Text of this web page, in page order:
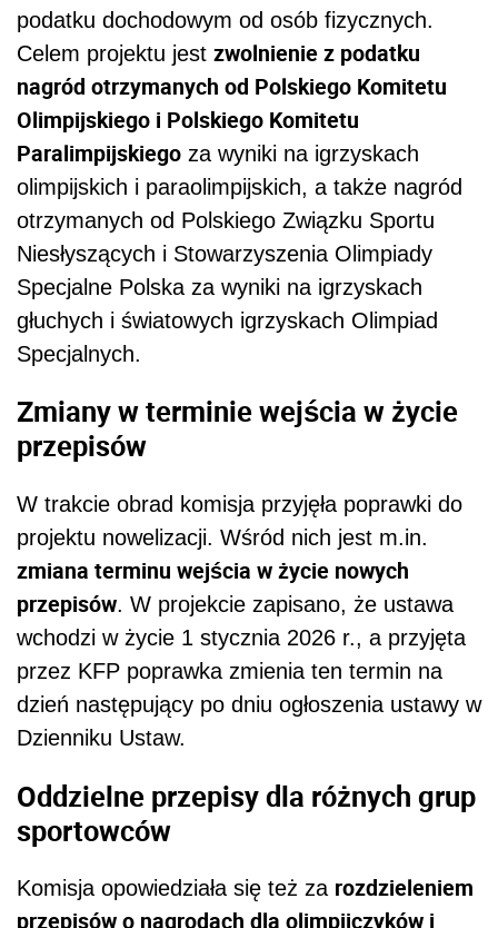
podatku dochodowym od osób fizycznych.
Celem projektu jest zwolnienie z podatku
nagród otrzymanych od Polskiego Komitetu
Olimpijskiego i Polskiego Komitetu
Paralimpijskiego za wyniki na igrzyskach
olimpijskich i paraolimpijskich, a także nagród
otrzymanych od Polskiego Związku Sportu
Niesłyszących i Stowarzyszenia Olimpiady
Specjalne Polska za wyniki na igrzyskach
głuchych i światowych igrzyskach Olimpiad
Specjalnych.
Zmiany w terminie wejścia w życie
przepisów
W trakcie obrad komisja przyjęła poprawki do
projektu nowelizacji. Wśród nich jest m.in.
zmiana terminu wejścia w życie nowych
przepisów. W projekcie zapisano, że ustawa
wchodzi w życie 1 stycznia 2026 r., a przyjęta
przez KFP poprawka zmienia ten termin na
dzień następujący po dniu ogłoszenia ustawy w
Dzienniku Ustaw.
Oddzielne przepisy dla różnych grup
sportowców
Komisja opowiedziała się też za rozdzieleniem
przepisów o nagrodach dla olimpijczyków i